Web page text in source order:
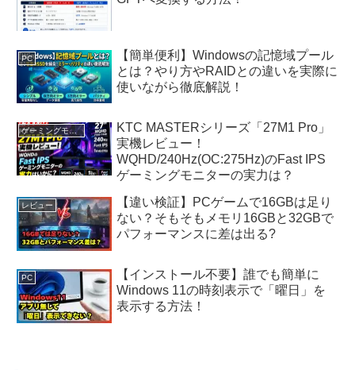
PC
【簡単便利】Windowsの記憶域プール
とは？やり方やRAIDとの違いを実際に
使いながら徹底解説！
ゲーミングモニター
KTC MASTERシリーズ「27M1 Pro」
実機レビュー！
WQHD/240Hz(OC:275Hz)のFast IPS
ゲーミングモニターの実力は？
レビュー
【違い検証】PCゲームで16GBは足り
ない？そもそもメモリ16GBと32GBで
パフォーマンスに差は出る?
PC
【インストール不要】誰でも簡単に
Windows 11の時刻表示で「曜日」を
表示する方法！